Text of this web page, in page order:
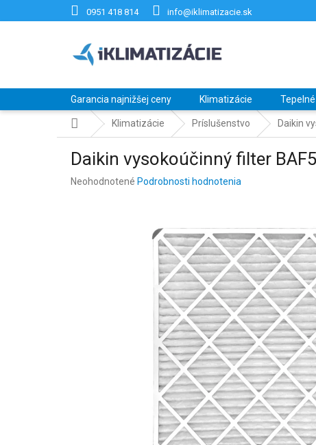
0951 418 814 info@iklimatizacie.sk
Garancia najnižšej ceny Klimatizácie
DomovKlimatizácie Príslušenstvo Daikin
Daikin vysokoúčinný filter
Priemerné
Neohodnotené Podrobnosti hodnotenia